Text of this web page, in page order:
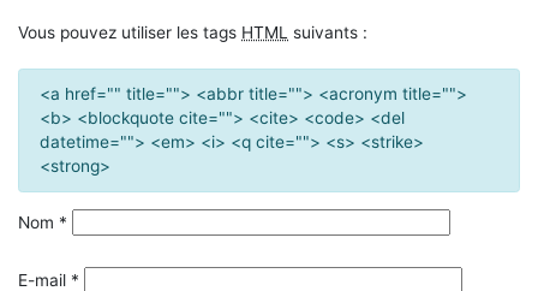
Vous pouvez utiliser les tags HTML suivants :
<a href="" title=""> <abbr title=""> <acronym title="">
<b> <blockquote cite=""> <cite> <code> <del
datetime=""> <em> <i> <q cite=""> <s> <strike>
<strong>
Nom *
E-mail *